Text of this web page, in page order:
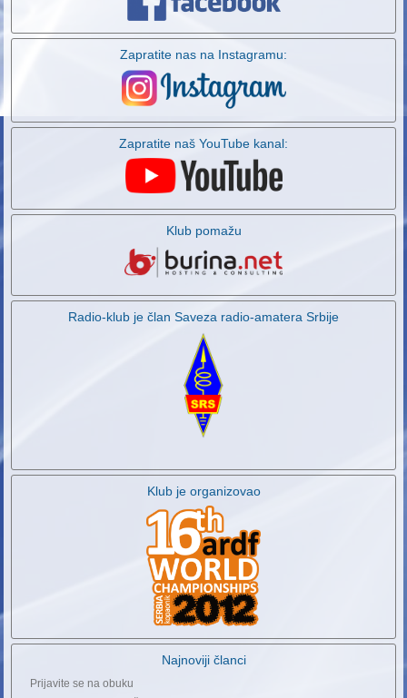
Zapratite nas na Instagramu:
Zapratite naš YouTube kanal:
Klub pomažu
Radio-klub je član Saveza radio-amatera Srbije
Klub je organizovao
Najnoviji članci
Prijavite se na obuku